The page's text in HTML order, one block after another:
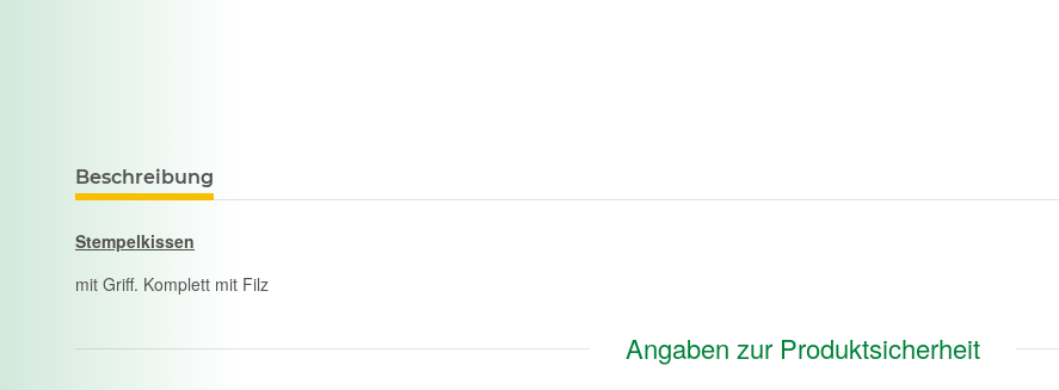
Beschreibung
Stempelkissen
mit Griff. Komplett mit Filz
Angaben zur Produktsicherheit